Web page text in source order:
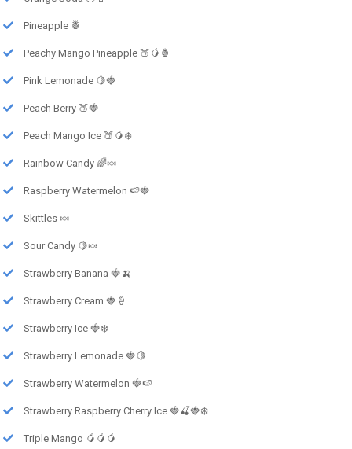
Pineapple 🍍
Peachy Mango Pineapple 🍑🥭🍍
Pink Lemonade 🍋🍓
Peach Berry 🍑🍓
Peach Mango Ice 🍑🥭❄️
Rainbow Candy 🌈🍬
Raspberry Watermelon 🍉🍓
Skittles 🍬
Sour Candy 🍋🍬
Strawberry Banana 🍓🍌
Strawberry Cream 🍓🍦
Strawberry Ice 🍓❄️
Strawberry Lemonade 🍓🍋
Strawberry Watermelon 🍓🍉
Strawberry Raspberry Cherry Ice 🍓🍒🍓❄️
Triple Mango 🥭🥭🥭